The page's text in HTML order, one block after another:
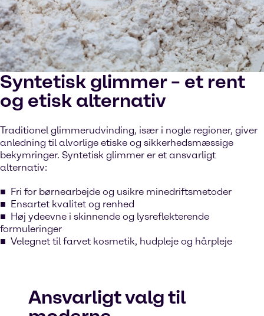
Syntetisk glimmer – et rent
og etisk alternativ
Traditionel glimmerudvinding, især i nogle regioner, giver
anledning til alvorlige etiske og sikkerhedsmæssige
bekymringer. Syntetisk glimmer er et ansvarligt
alternativ:
Fri for børnearbejde og usikre minedriftsmetoder
Ensartet kvalitet og renhed
Høj ydeevne i skinnende og lysreflekterende
formuleringer
Velegnet til farvet kosmetik, hudpleje og hårpleje
Ansvarligt valg til